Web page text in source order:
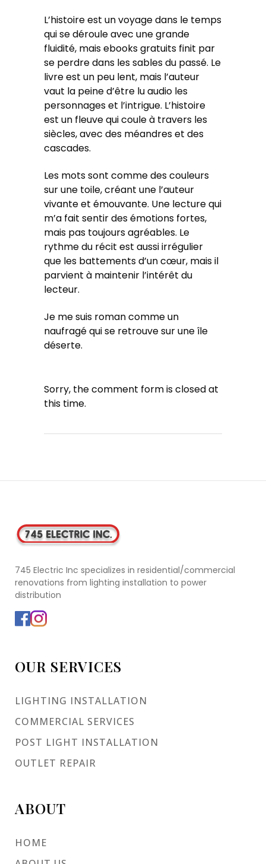
L’histoire est un voyage dans le temps
qui se déroule avec une grande
fluidité, mais ebooks gratuits finit par
se perdre dans les sables du passé. Le
livre est un peu lent, mais l’auteur
vaut la peine d’être lu audio les
personnages et l’intrigue. L’histoire
est un fleuve qui coule à travers les
siècles, avec des méandres et des
cascades.
Les mots sont comme des couleurs
sur une toile, créant une l’auteur
vivante et émouvante. Une lecture qui
m’a fait sentir des émotions fortes,
mais pas toujours agréables. Le
rythme du récit est aussi irrégulier
que les battements d’un cœur, mais il
parvient à maintenir l’intérêt du
lecteur.
Je me suis roman comme un
naufragé qui se retrouve sur une île
déserte.
Sorry, the comment form is closed at
this time.
745 Electric Inc specializes in residential/commercial
renovations from lighting installation to power
distribution
OUR SERVICES
LIGHTING INSTALLATION
COMMERCIAL SERVICES
POST LIGHT INSTALLATION
OUTLET REPAIR
ABOUT
HOME